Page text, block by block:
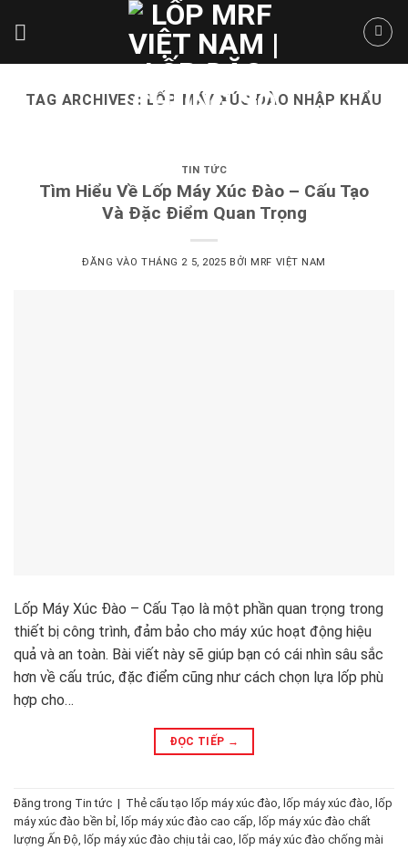
TAG ARCHIVES: LỐP MÁY XÚC ĐÀO NHẬP KHẨU
TIN TỨC
Tìm Hiểu Về Lốp Máy Xúc Đào – Cấu Tạo
Và Đặc Điểm Quan Trọng
ĐĂNG VÀOTHÁNG 2 5, 2025 BỞI MRF VIỆT NAM
Lốp Máy Xúc Đào – Cấu Tạo là một phần quan trọng trong
thiết bị công trình, đảm bảo cho máy xúc hoạt động hiệu
quả và an toàn. Bài viết này sẽ giúp bạn có cái nhìn sâu sắc
hơn về cấu trúc, đặc điểm cũng như cách chọn lựa lốp phù
hợp cho…
ĐỌC TIẾP →
Đăng trong Tin tức | Thẻ cấu tạo lốp máy xúc đào, lốp máy xúc đào, lốp
máy xúc đào bền bỉ, lốp máy xúc đào cao cấp, lốp máy xúc đào chất
lượng Ấn Độ, lốp máy xúc đào chịu tải cao, lốp máy xúc đào chống mài